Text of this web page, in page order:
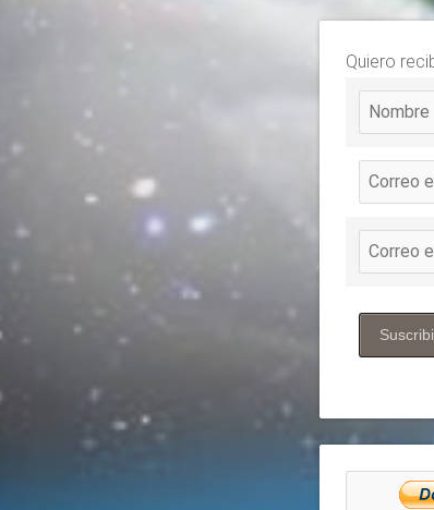
Quiero